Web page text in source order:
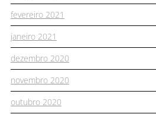
fevereiro 2021
janeiro 2021
dezembro 2020
novembro 2020
outubro 2020